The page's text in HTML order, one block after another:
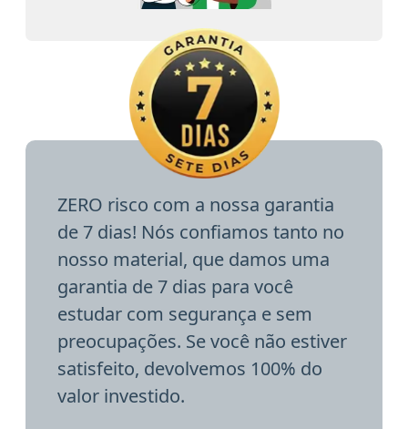
ZERO risco com a nossa garantia
de 7 dias! Nós confiamos tanto no
nosso material, que damos uma
garantia de 7 dias para você
estudar com segurança e sem
preocupações. Se você não estiver
satisfeito, devolvemos 100% do
valor investido.